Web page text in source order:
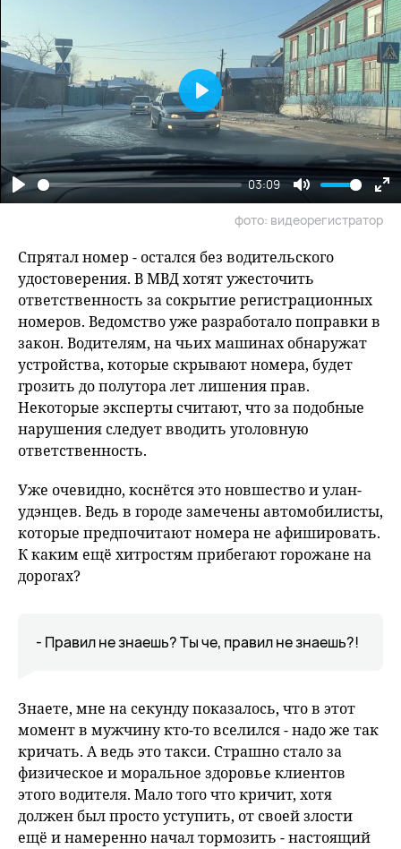
Play
03:09
Mute
Play
фото: видеорегистратор
Спрятал номер - остался без водительского
удостоверения. В МВД хотят ужесточить
ответственность за сокрытие регистрационных
номеров. Ведомство уже разработало поправки в
закон. Водителям, на чьих машинах обнаружат
устройства, которые скрывают номера, будет
грозить до полутора лет лишения прав.
Некоторые эксперты считают, что за подобные
нарушения следует вводить уголовную
ответственность.
Уже очевидно, коснётся это новшество и улан-
удэнцев. Ведь в городе замечены автомобилисты,
которые предпочитают номера не афишировать.
К каким ещё хитростям прибегают горожане на
дорогах?
- Правил не знаешь? Ты че, правил не знаешь?!
Знаете, мне на секунду показалось, что в этот
момент в мужчину кто-то вселился - надо же так
кричать. А ведь это такси. Страшно стало за
физическое и моральное здоровье клиентов
этого водителя. Мало того что кричит, хотя
должен был просто уступить, от своей злости
ещё и намеренно начал тормозить - настоящий